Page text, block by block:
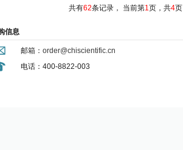
共有62条记录， 当前第1页，共4页
信息
邮箱： order@chiscientific.cn
电话：400-8822-003